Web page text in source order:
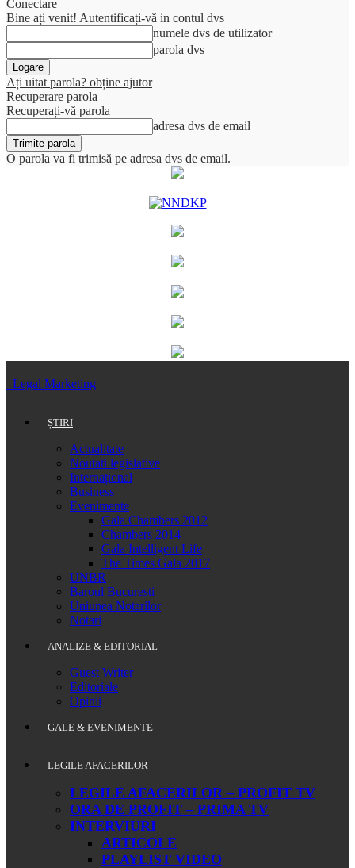
Conectare
Bine ați venit! Autentificați-vă in contul dvs
numele dvs de utilizator
parola dvs
Ați uitat parola? obține ajutor
Recuperare parola
Recuperați-vă parola
adresa dvs de email
O parola va fi trimisă pe adresa dvs de email.
Legal Marketing
ȘTIRI
Actualitate
Noutati legislative
Internațional
Business
Evenimente
Gala Chambers 2012
Chambers 2014
Gala Intelligent Life
The Times Gala 2017
UNBR
Baroul Bucuresti
Uniunea Notarilor
Notari
ANALIZE & EDITORIAL
Guest Writer
Editoriale
Opinii
GALE & EVENIMENTE
LEGILE AFACERILOR
LEGILE AFACERILOR – PROFIT TV
ORA DE PROFIT – PRIMA TV
INTERVIURI
ARTICOLE
PLAYLIST VIDEO